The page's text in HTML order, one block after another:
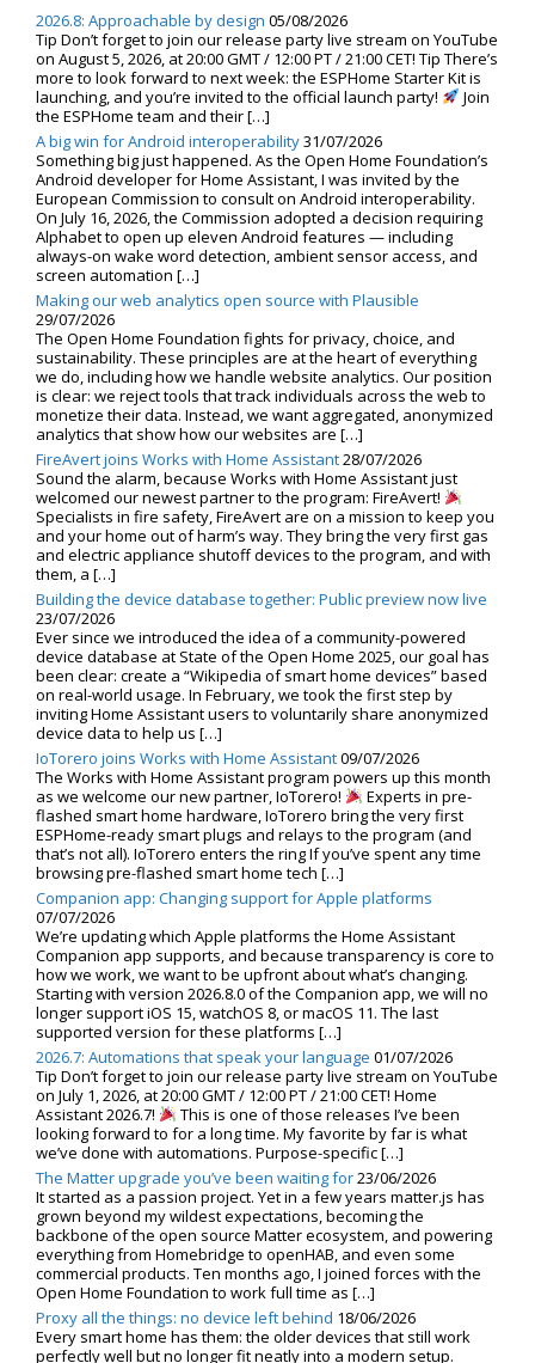
2026.8: Approachable by design 05/08/2026
Tip Don’t forget to join our release party live stream on YouTube
on August 5, 2026, at 20:00 GMT / 12:00 PT / 21:00 CET! Tip There’s
more to look forward to next week: the ESPHome Starter Kit is
launching, and you’re invited to the official launch party!
Join
the ESPHome team and their […]
A big win for Android interoperability31/07/2026
Something big just happened. As the Open Home Foundation’s
Android developer for Home Assistant, I was invited by the
European Commission to consult on Android interoperability.
On July 16, 2026, the Commission adopted a decision requiring
Alphabet to open up eleven Android features — including
always-on wake word detection, ambient sensor access, and
screen automation […]
Making our web analytics open source with Plausible
29/07/2026
The Open Home Foundation fights for privacy, choice, and
sustainability. These principles are at the heart of everything
we do, including how we handle website analytics. Our position
is clear: we reject tools that track individuals across the web to
monetize their data. Instead, we want aggregated, anonymized
analytics that show how our websites are […]
FireAvert joins Works with Home Assistant28/07/2026
Sound the alarm, because Works with Home Assistant just
welcomed our newest partner to the program: FireAvert!
Specialists in fire safety, FireAvert are on a mission to keep you
and your home out of harm’s way. They bring the very first gas
and electric appliance shutoff devices to the program, and with
them, a […]
Building the device database together: Public preview now live
23/07/2026
Ever since we introduced the idea of a community-powered
device database at State of the Open Home 2025, our goal has
been clear: create a “Wikipedia of smart home devices” based
on real-world usage. In February, we took the first step by
inviting Home Assistant users to voluntarily share anonymized
device data to help us […]
IoTorero joins Works with Home Assistant09/07/2026
The Works with Home Assistant program powers up this month
as we welcome our new partner, IoTorero!
Experts in pre-
flashed smart home hardware, IoTorero bring the very first
ESPHome-ready smart plugs and relays to the program (and
that’s not all). IoTorero enters the ring If you’ve spent any time
browsing pre-flashed smart home tech […]
Companion app: Changing support for Apple platforms
07/07/2026
We’re updating which Apple platforms the Home Assistant
Companion app supports, and because transparency is core to
how we work, we want to be upfront about what’s changing.
Starting with version 2026.8.0 of the Companion app, we will no
longer support iOS 15, watchOS 8, or macOS 11. The last
supported version for these platforms […]
2026.7: Automations that speak your language 01/07/2026
Tip Don’t forget to join our release party live stream on YouTube
on July 1, 2026, at 20:00 GMT / 12:00 PT / 21:00 CET! Home
Assistant 2026.7!
This is one of those releases I’ve been
looking forward to for a long time. My favorite by far is what
we’ve done with automations. Purpose-specific […]
The Matter upgrade you’ve been waiting for23/06/2026
It started as a passion project. Yet in a few years matter.js has
grown beyond my wildest expectations, becoming the
backbone of the open source Matter ecosystem, and powering
everything from Homebridge to openHAB, and even some
commercial products. Ten months ago, I joined forces with the
Open Home Foundation to work full time as […]
Proxy all the things: no device left behind 18/06/2026
Every smart home has them: the older devices that still work
perfectly well but no longer fit neatly into a modern setup.